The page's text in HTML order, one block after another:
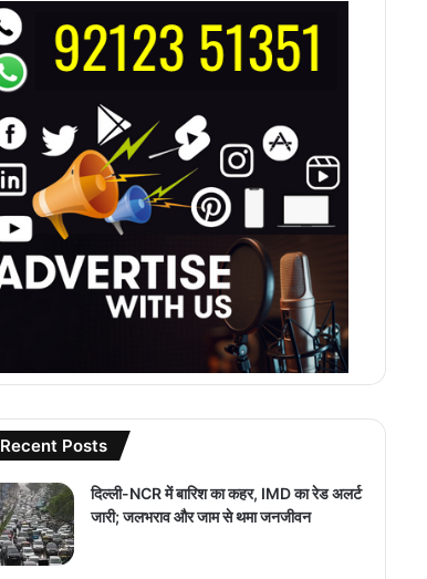
Recent Posts
दिल्ली-NCR में बारिश का कहर, IMD का रेड अलर्ट
जारी; जलभराव और जाम से थमा जनजीवन